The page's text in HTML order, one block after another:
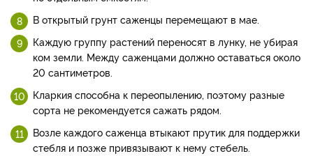
В открытый грунт саженцы перемещают в мае.
Каждую группу растений переносят в лунку, не убирая
ком земли. Между саженцами должно оставаться около
20 сантиметров.
Кларкия способна к переопылению, поэтому разные
сорта не рекомендуется сажать рядом.
Возле каждого саженца втыкают прутик для поддержки
стебля и позже привязывают к нему стебель.